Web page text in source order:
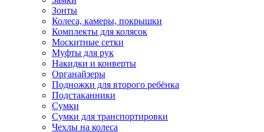
Зонты
Колеса, камеры, покрышки
Комплекты для колясок
Москитные сетки
Муфты для рук
Накидки и конверты
Органайзеры
Подножки для второго ребёнка
Подстаканники
Сумки
Сумки для транспортировки
Чехлы на колеса